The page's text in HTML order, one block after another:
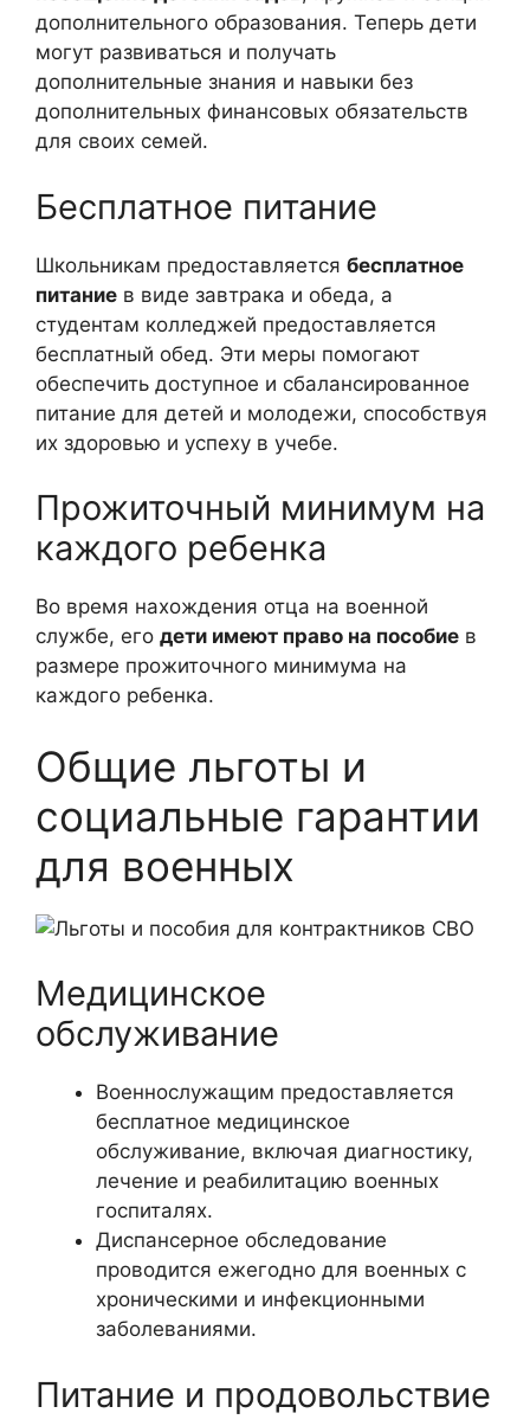
дополнительного образования. Теперь дети
могут развиваться и получать
дополнительные знания и навыки без
дополнительных финансовых обязательств
для своих семей.
Бесплатное питание
Школьникам предоставляется бесплатное
питание в виде завтрака и обеда, а
студентам колледжей предоставляется
бесплатный обед. Эти меры помогают
обеспечить доступное и сбалансированное
питание для детей и молодежи, способствуя
их здоровью и успеху в учебе.
Прожиточный минимум на
каждого ребенка
Во время нахождения отца на военной
службе, его дети имеют право на пособие в
размере прожиточного минимума на
каждого ребенка.
Общие льготы и
социальные гарантии
для военных
Медицинское
обслуживание
Военнослужащим предоставляется
бесплатное медицинское
обслуживание, включая диагностику,
лечение и реабилитацию военных
госпиталях.
Диспансерное обследование
проводится ежегодно для военных с
хроническими и инфекционными
заболеваниями.
Питание и продовольствие